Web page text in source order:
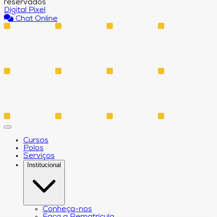
reservados
Digital Pixel
Chat Online
Cursos
Polos
Serviços
Institucional
Conheça-nos